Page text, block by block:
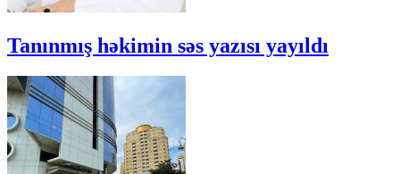
Tanınmış həkimin səs yazısı yayıldı